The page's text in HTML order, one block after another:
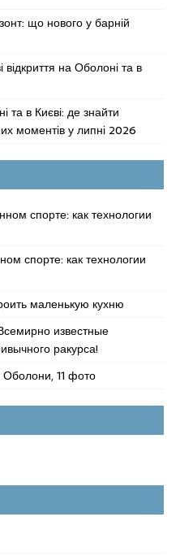
що нового у барній
відкриття на Оболоні та в
та в Києві: де знайти
моментів у липні 2026
спорте: как технологии
спорте: как технологии
маленькую кухню
известные
ракурса!
11 фото